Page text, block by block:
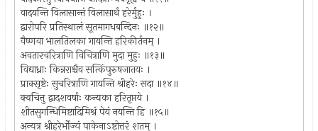
वादयन्ति विलासान्तं विलासार्थं हरेर्मुहुः ।
द्वारोपरि प्रतिस्थालं सूतमागधबन्दिनः ॥१२॥
वैष्णवा भालतिलका गायन्ति हरिकीर्तनम् ।
अवतारचरित्राणि विचित्राणि मुदा मुहुः ॥१३॥
विद्याध्राः किन्नराश्चैव सत्किंपुरुषजातयः ।
प्राक्सृष्टेः सुचरित्राणि गायन्ति श्रीहरेः सदा ॥१४॥
क्वचित्तु द्वादशवर्षाः कन्यका हरितृप्तये ।
शीतसुगन्धिमिष्टादिमिश्रं पेयं नयन्ति हि ॥१५॥
अन्यत्र श्रीहरेर्भोज्यं पाकेनाऽष्टोत्तरं शतम् ।